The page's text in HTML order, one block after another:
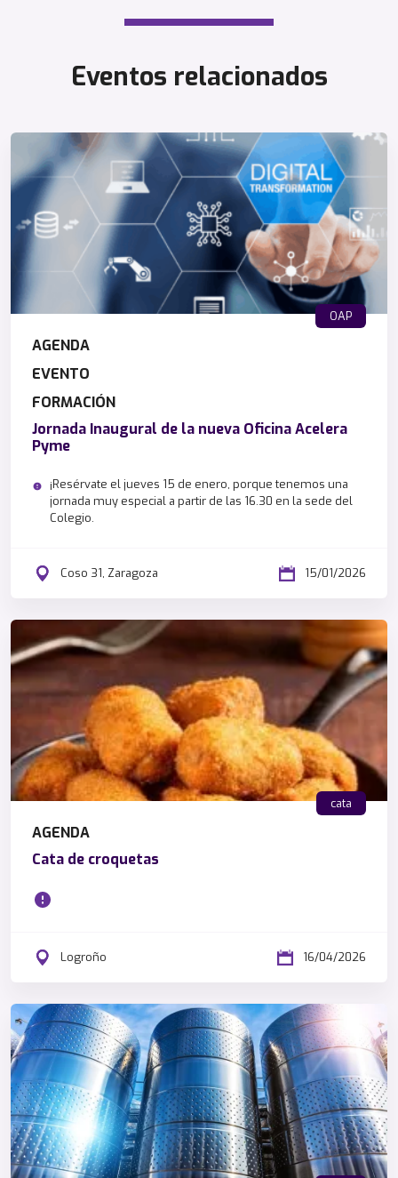
Eventos relacionados
OAP
AGENDA
EVENTO
FORMACIÓN
Jornada Inaugural de la nueva Oficina Acelera
Pyme
¡Resérvate el jueves 15 de enero, porque tenemos una
jornada muy especial a partir de las 16.30 en la sede del
Colegio.
Coso 31, Zaragoza 15/01/2026
cata
AGENDA
Cata de croquetas
Logroño 16/04/2026